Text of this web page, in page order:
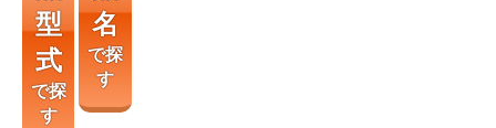
型
式
で探
す
名
で探
す